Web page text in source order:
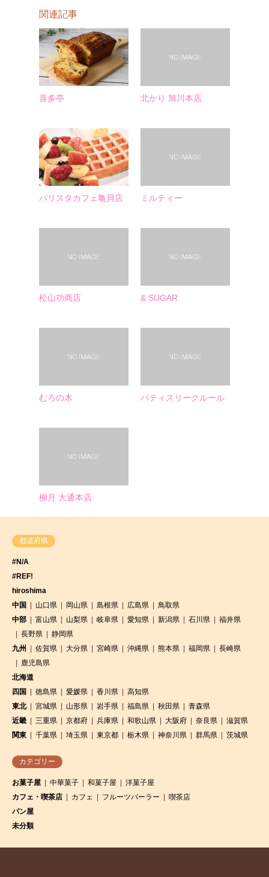
関連記事
喜多亭 北かり 旭川本店
バリスタカフェ亀貝店 ミルティー
松山功商店 & SUGAR
むろの木 パティスリークルール
柳月 大通本店
都道府県
#N/A
#REF!
hiroshima
中国
山口県 岡山県 島根県 広島県
鳥取県
中部
富山県 山梨県 岐阜県 愛知県 新潟県 石川県
福井県
長野県
静岡県
九州
佐賀県 大分県 宮崎県 沖縄県 熊本県 福岡県
長崎県
鹿児島県
北海道
四国
徳島県 愛媛県 香川県
高知県
東北
宮城県 山形県 岩手県 福島県 秋田県
青森県
近畿
三重県 京都府 兵庫県 和歌山県 大阪府 奈良県
滋賀県
関東
千葉県 埼玉県 東京都 栃木県 神奈川県 群馬県 茨城県
カテゴリー
お菓子屋 中華菓子 和菓子屋
洋菓子屋
カフェ・喫茶店
カフェ フルーツパーラー
喫茶店
パン屋
未分類